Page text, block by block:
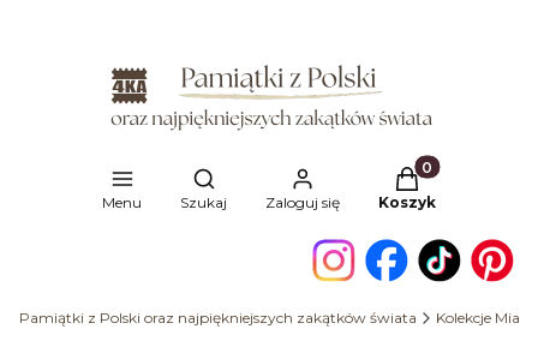
Menu
Otwórz wyszukiwarkę
Szukaj Zaloguj się
Produkty w
Koszyk
Pamiątki z Polski oraz najpiękniejszych zakątków świata Kolekcje